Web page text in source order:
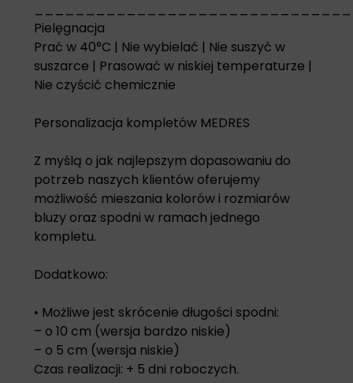
Pielęgnacja
Prać w 40°C | Nie wybielać | Nie suszyć w
suszarce | Prasować w niskiej temperaturze |
Nie czyścić chemicznie
Personalizacja kompletów MEDRES
Z myślą o jak najlepszym dopasowaniu do
potrzeb naszych klientów oferujemy
możliwość mieszania kolorów i rozmiarów
bluzy oraz spodni w ramach jednego
kompletu.
Dodatkowo:
• Możliwe jest skrócenie długości spodni:
– o 10 cm (wersja bardzo niskie)
– o 5 cm (wersja niskie)
Czas realizacji: + 5 dni roboczych.